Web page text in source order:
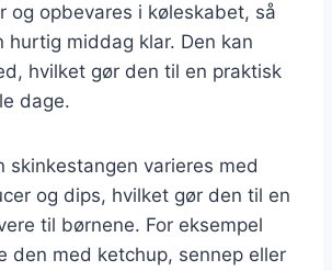
og opbevares i køleskabet, så
hurtig middag klar. Den kan
hvilket gør den til en praktisk
dage.
skinkestangen varieres med
og dips, hvilket gør den til en
til børnene. For eksempel
den med ketchup, sennep eller